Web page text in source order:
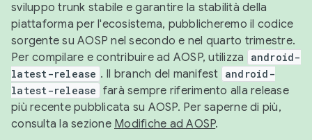
sviluppo trunk stabile e garantire la stabilità della
piattaforma per l'ecosistema, pubblicheremo il codice
sorgente su AOSP nel secondo e nel quarto trimestre.
Per compilare e contribuire ad AOSP, utilizza
android-
latest-release . Il branch del manifest android-
latest-release farà sempre riferimento alla release
più recente pubblicata su AOSP. Per saperne di più,
consulta la sezione Modifiche ad AOSP.